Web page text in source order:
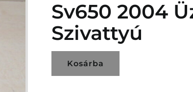
Sv650 2004
Szivattyú
Kosárba